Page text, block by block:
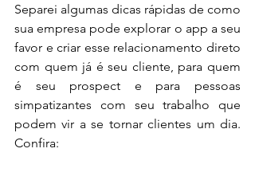
Separei algumas dicas rápidas de como
sua empresa pode explorar o app a seu
favor e criar esse relacionamento direto
com quem já é seu cliente, para quem
é seu prospect e para pessoas
simpatizantes com seu trabalho que
podem vir a se tornar clientes um dia.
Confira: